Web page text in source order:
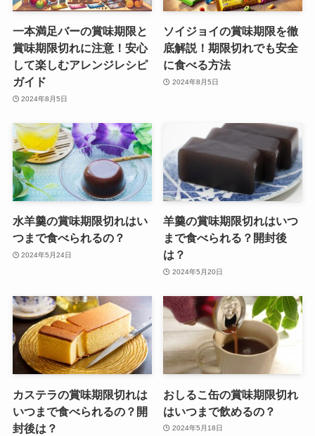
一本満足バーの賞味期限と
賞味期限切れに注意！安心
して楽しむアレンジレシピ
ガイド
2024年8月5日
ソイジョイの賞味期限を徹
底解説！期限切れでも安全
に食べる方法
2024年8月5日
水羊羹の賞味期限切れはい
つまで食べられるの？
2024年5月24日
羊羹の賞味期限切れはいつ
まで食べられる？開封後
は？
2024年5月20日
カステラの賞味期限切れは
いつまで食べられるの？開
封後は？
おしるこ缶の賞味期限切れ
はいつまで飲めるの？
2024年5月18日